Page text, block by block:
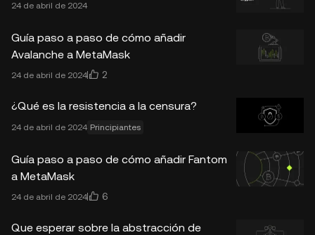
24 de abril de 2024
Guía paso a paso de cómo añadir
Avalanche a MetaMask
24 de abril de 2024 2
¿Qué es la resistencia a la censura?
24 de abril de 2024 Principiantes
Guía paso a paso de cómo añadir Fantom
a MetaMask
24 de abril de 2024 6
Que esperar sobre la abstracción de